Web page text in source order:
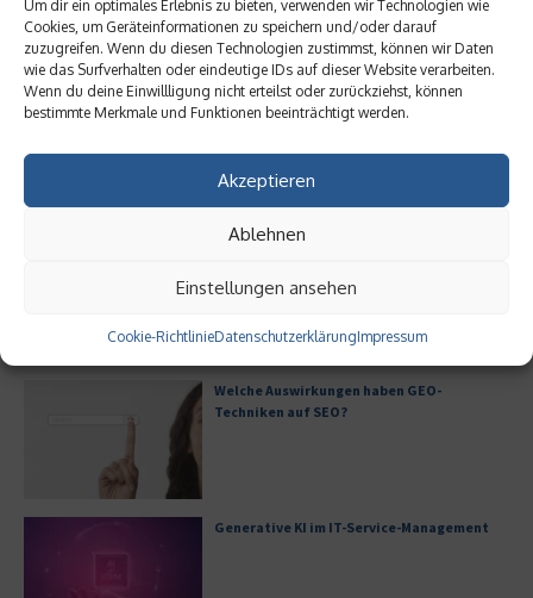
Um dir ein optimales Erlebnis zu bieten, verwenden wir Technologien wie
Cookies, um Geräteinformationen zu speichern und/oder darauf
zuzugreifen. Wenn du diesen Technologien zustimmst, können wir Daten
wie das Surfverhalten oder eindeutige IDs auf dieser Website verarbeiten.
Wenn du deine Einwillligung nicht erteilst oder zurückziehst, können
bestimmte Merkmale und Funktionen beeinträchtigt werden.
Akzeptieren
Ablehnen
Einstellungen ansehen
Cookie-RichtlinieDatenschutzerklärungImpressum
Ist Fulfillment noch ein
praktikables Geschäftsmodell?
30. Mai 2026
Welche Auswirkungen haben
GEO-Techniken auf SEO?
26. Mai 2026
Welche Auswirkungen haben GEO-
Techniken auf SEO?
Generative KI im IT-Service-Management